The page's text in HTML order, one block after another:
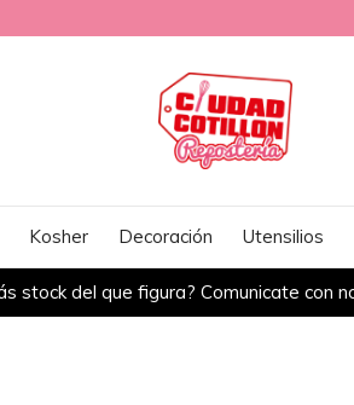
stock del que figura? Comunicate con
Kosher Decoración Utensilios